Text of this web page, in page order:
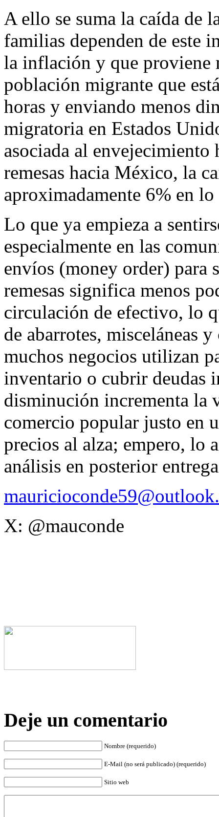
A ello se suma la caída de
familias dependen de este
la inflación y que proviene
población migrante que
horas y enviando menos
migratoria en Estados
asociada al
remesas hacia México, la
aproximadamente 6% en
Lo que ya empieza a
especialmente en las
envíos (money order) para
remesas significa menos
circulación de efectivo, lo
de abarrotes, misceláneas
muchos negocios utilizan
inventario o cubrir deudas
disminución incrementa la
comercio popular justo en
precios al alza; empero, lo
análisis en posterior
X: @mauconde
Deje un comentario
Nombre (requerido)
E-Mail (no será publicado) (requerido)
Sitio web